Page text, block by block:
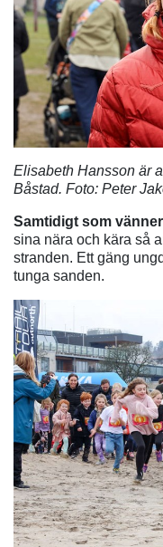
Elisabeth Hansson är
Båstad. Foto: Peter
Samtidigt som
sina nära och kära så
stranden. Ett gäng
tunga sanden.